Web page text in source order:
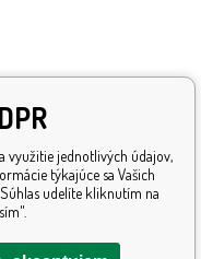
využitie jednotlivých údajov,
týkajúce sa Vašich
udelíte kliknutím na